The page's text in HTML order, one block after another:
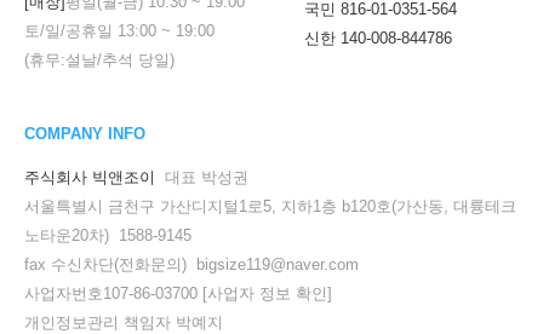
토/일/공휴일 13:00 ~ 19:00
(휴무:설날/추석 당일)
국민 816-01-0351-564
신한 140-008-844786
COMPANY INFO
주식회사 빅앤조이
대표 박성권
서울특별시 금천구 가산디지털1로5, 지하1층 b120호(가산동, 대륭테크
노타운20차) 1588-9145
fax 수신차단(전화문의) bigsize119@naver.com
사업자번호107-86-03700 [사업자 정보 확인]
개인정보관리 책임자 박예지